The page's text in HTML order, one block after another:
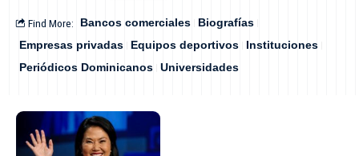
Find More: Bancos comerciales
Biografías
Empresas privadas
Equipos deportivos
Instituciones
Periódicos Dominicanos Universidades